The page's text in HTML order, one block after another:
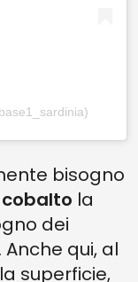
bisogno
la
dei
qui, al
superficie,